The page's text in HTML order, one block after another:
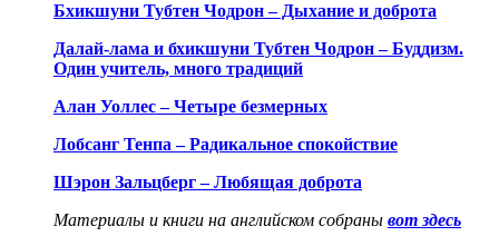
Бхикшуни Тубтен Чодрон – Дыхание и доброта
Далай-лама и бхикшуни Тубтен Чодрон – Буддизм.
Один учитель, много традиций
Алан Уоллес – Четыре безмерных
Лобсанг Тенпа – Радикальное спокойствие
Шэрон Зальцберг – Любящая доброта
Материалы и книги на английском собраны вот здесь